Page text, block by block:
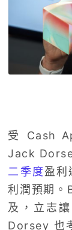
受 Cash
Jack
二季度盈利
利潤預期。
及，立志
Dorsey 也